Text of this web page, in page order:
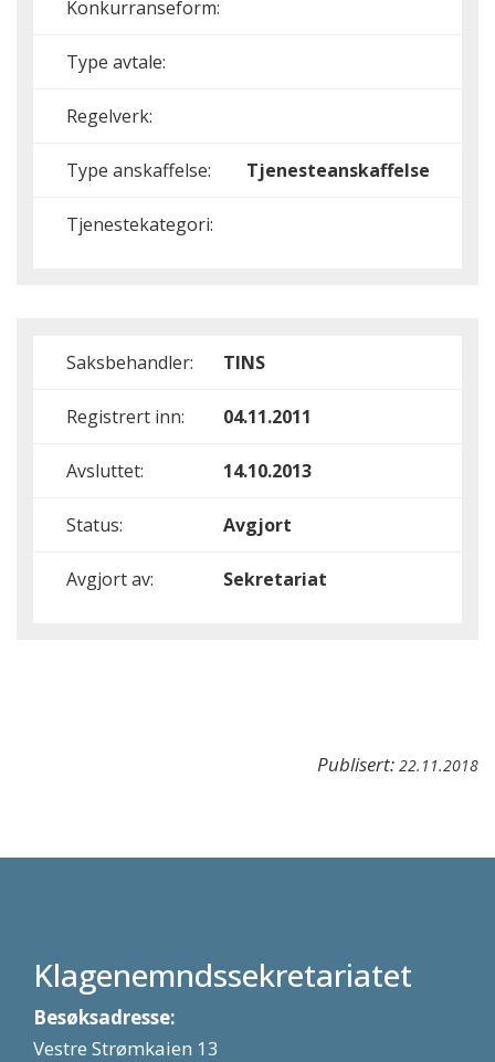
Konkurranseform:
Type avtale:
Regelverk:
Type anskaffelse: Tjenesteanskaffelse
Tjenestekategori:
Saksbehandler: TINS
Registrert inn: 04.11.2011
Avsluttet: 14.10.2013
Status: Avgjort
Avgjort av: Sekretariat
Publisert: 22.11.2018
Klagenemndssekretariatet
Besøksadresse:
Vestre Strømkaien 13